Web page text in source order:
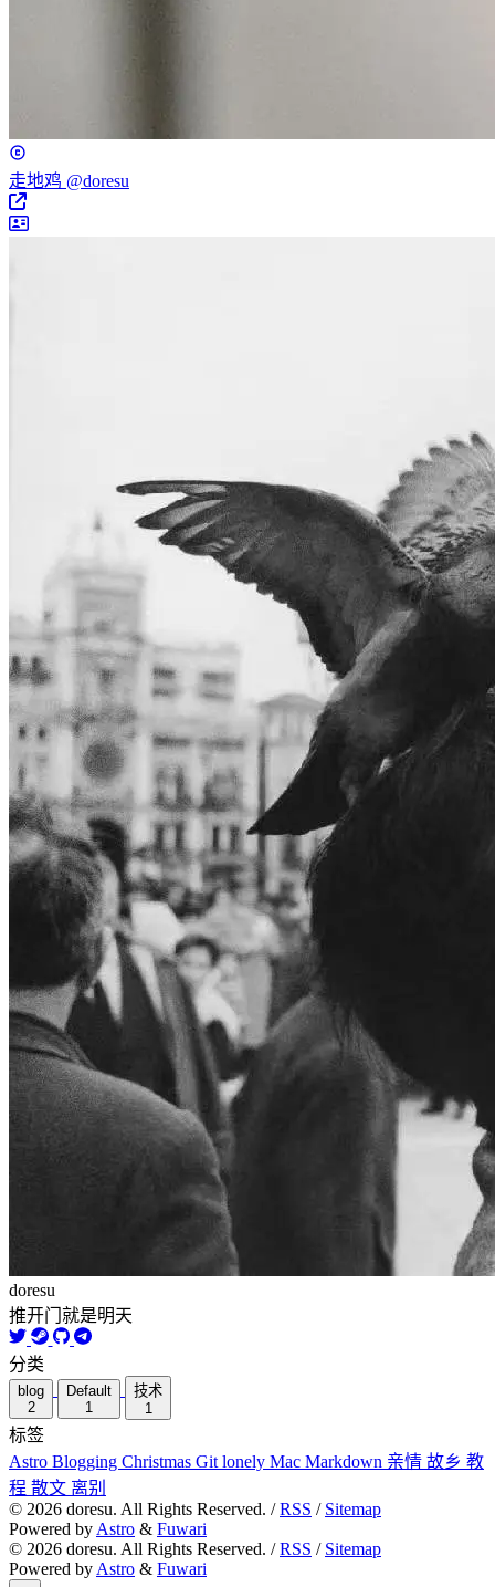
走地鸡 @doresu
doresu
推开门就是明天
分类
blog
2
Default
1
技术
1
标签
Astro Blogging Christmas Git lonely Mac Markdown 亲情 故乡 教
程 散文 离别
© 2026 doresu. All Rights Reserved. /RSS / Sitemap
Powered by Astro & Fuwari
© 2026 doresu. All Rights Reserved. /RSS / Sitemap
Powered by Astro & Fuwari